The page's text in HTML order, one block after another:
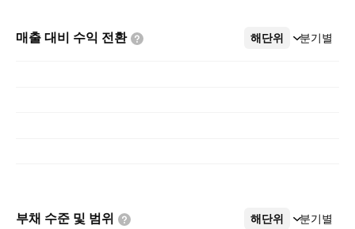
매출 대비 수익 전환 해단위 분기별
더보기
부채 수준 및 범위 해단위 분기별
더보기